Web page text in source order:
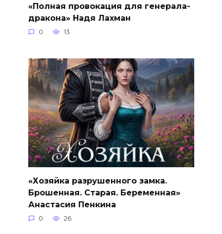
«Полная провокация для генерала-
дракона» Надя Лахман
0 13
«Хозяйка разрушенного замка.
Брошенная. Старая. Беременная»
Анастасия Пенкина
0 26